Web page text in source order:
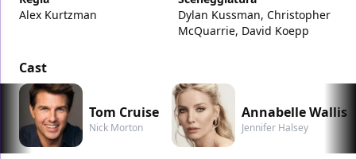
Alex Kurtzman
Dylan Kussman, Christopher
McQuarrie, David Koepp
Cast
Tom Cruise
Nick Morton
Annabelle Wallis
Jennifer Halsey